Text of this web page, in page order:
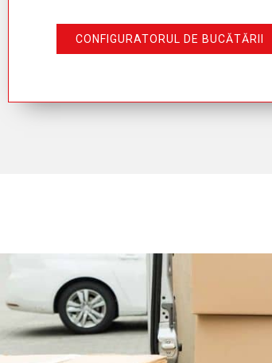
CONFIGURATORUL DE BUCĂTĂRII